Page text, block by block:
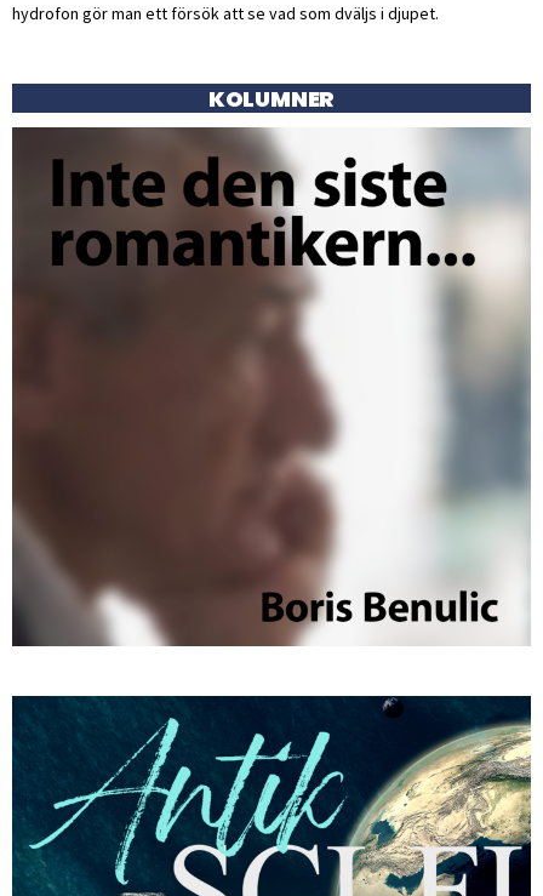
hydrofon gör man ett försök att se vad som dväljs i djupet.
KOLUMNER